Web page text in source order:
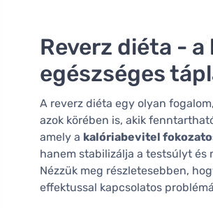
Reverz diéta -
egészséges
A reverz diéta egy olyan
azok körében is, akik
amely a kalóriabevitel
hanem stabilizálja a testsúlyt és
Nézzük meg részletesebben,
effektussal kapcsolatos